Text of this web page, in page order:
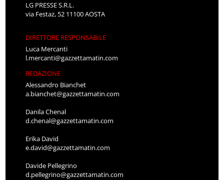
LG PRESSE S.R.L.
via Festaz, 52 11100 AOSTA
DIRETTORE RESPONSABILE
Luca Mercanti
l.mercanti@gazzettamatin.com
REDAZIONE
Alessandro Bianchet
a.bianchet@gazzettamatin.com
Danila Chenal
d.chenal@gazzettamatin.com
Erika David
e.david@gazzettamatin.com
Davide Pellegrino
d.pellegrino@gazzettamatin.com